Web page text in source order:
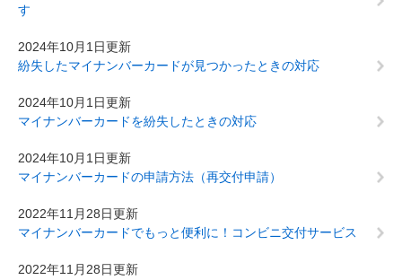
す
2024年10月1日更新
紛失したマイナンバーカードが見つかったときの対応
2024年10月1日更新
マイナンバーカードを紛失したときの対応
2024年10月1日更新
マイナンバーカードの申請方法（再交付申請）
2022年11月28日更新
マイナンバーカードでもっと便利に！コンビニ交付サービス
2022年11月28日更新